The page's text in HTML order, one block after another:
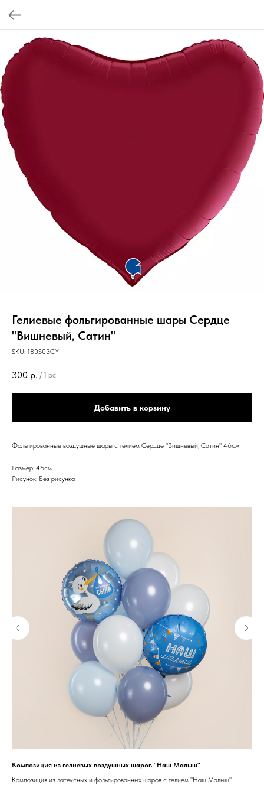
Гелиевые фольгированные шары Сердце
"Вишневый, Сатин"
SKU: 180S03CY
300 р. / 1 pc
Добавить в корзину
Фольгированные воздушные шары с гелием Сердце "Вишневый, Сатин" 46см
Размер: 46см
Рисунок: Без рисунка
Композиция из гелиевых воздушных шаров "Наш Малыш"
Композиция из латексных и фольгированных шаров с гелием "Наш Малыш"